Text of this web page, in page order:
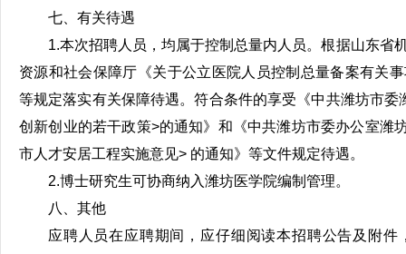
七、有关待遇
1.本次招聘人员，均属于控制总量内人员。根据山东省
资源和社会保障厅《关于公立医院人员控制总量备案有关
等规定落实有关保障待遇。符合条件的享受《中共潍坊市
创新创业的若干政策>的通知》和《中共潍坊市委办公室潍
市人才安居工程实施意见> 的通知》等文件规定待遇。
2.博士研究生可协商纳入潍坊医学院编制管理。
八、其他
应聘人员在应聘期间，应仔细阅读本招聘公告及附